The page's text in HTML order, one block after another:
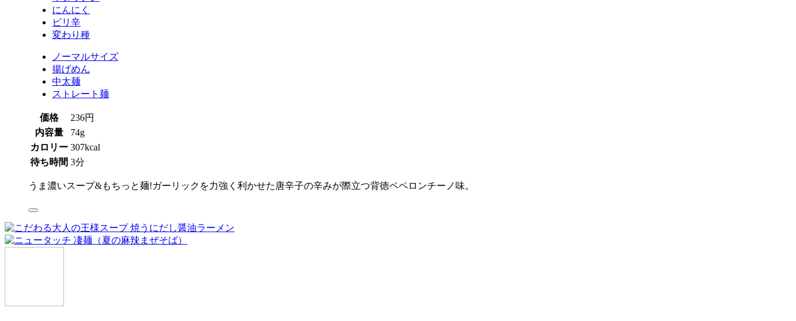
にんにく
ピリ辛
変わり種
ノーマルサイズ
揚げめん
中太麺
ストレート麺
価格
236円
内容量
74g
カロリー 307kcal
待ち時間 3分
うま濃いスープ&もちっと麺!ガーリックを力強く利かせた唐辛子の辛みが際立つ背徳ペペロンチーノ味。